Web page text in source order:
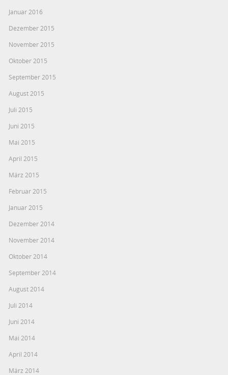
Januar 2016
Dezember 2015
November 2015
Oktober 2015
September 2015
August 2015
Juli 2015
Juni 2015
Mai 2015
April 2015
März 2015
Februar 2015
Januar 2015
Dezember 2014
November 2014
Oktober 2014
September 2014
August 2014
Juli 2014
Juni 2014
Mai 2014
April 2014
März 2014